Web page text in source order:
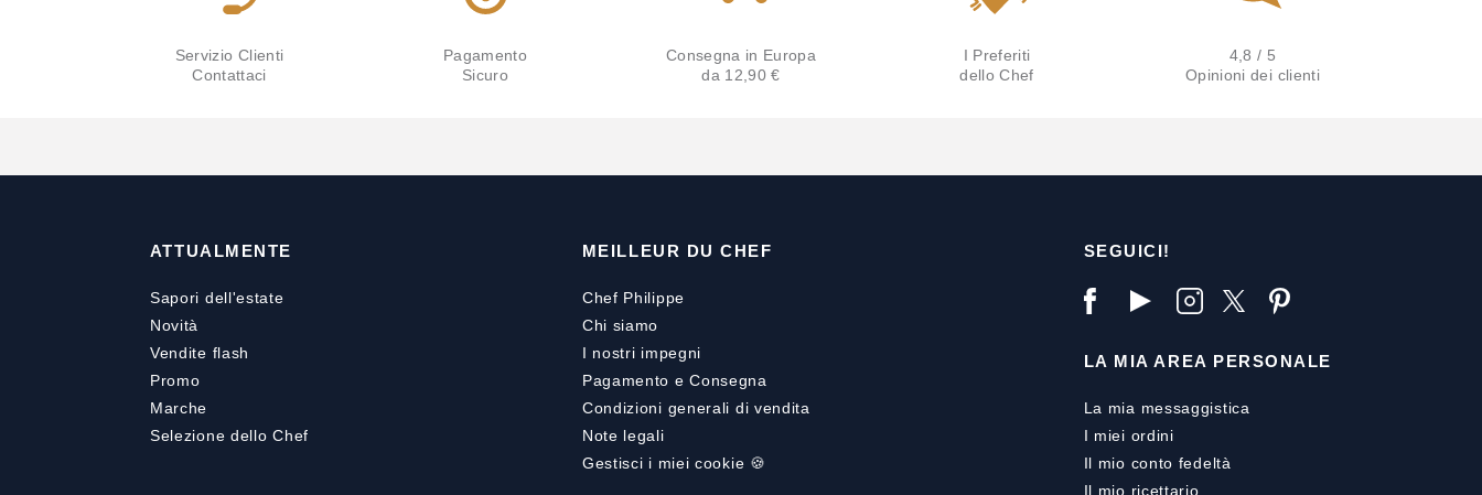
Servizio Clienti
Contattaci
Pagamento
Sicuro
Consegna in Europa
da 12,90 €
I Preferiti
dello Chef
4,8 / 5
Opinioni dei clienti
ATTUALMENTE
Sapori dell'estate
Novità
Vendite flash
Promo
Marche
Selezione dello Chef
MEILLEUR DU CHEF
Chef Philippe
Chi siamo
I nostri impegni
Pagamento eConsegna
Condizioni generali di vendita
Note legali
Gestisci i miei cookie 🍪
SEGUICI!
LA MIA AREA PERSONALE
La mia messaggistica
I miei ordini
Il mio conto fedeltà
Il mio ricettario